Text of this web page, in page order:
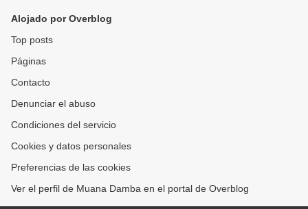
Alojado por Overblog
Top posts
Páginas
Contacto
Denunciar el abuso
Condiciones del servicio
Cookies y datos personales
Preferencias de las cookies
Ver el perfil de Muana Damba en el portal de Overblog